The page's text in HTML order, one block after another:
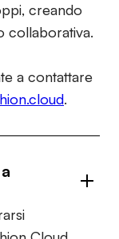
creando
collaborativa.
a contattare
.